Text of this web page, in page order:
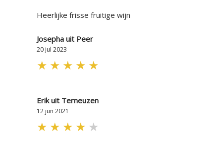
Heerlijke frisse fruitige wijn
Josepha uit Peer
20 jul 2023
★ ★ ★ ★ ★
Erik uit Terneuzen
12 jun 2021
★ ★ ★ ★ ★